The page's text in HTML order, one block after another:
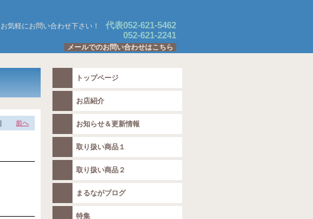
お気軽にお問い合わせ下さい！
代表052-621-5462
052-621-2241
メールでのお問い合わせはこちら
｜ 前へ
トップページ
お店紹介
お知らせ＆更新情報
取り扱い商品１
取り扱い商品２
まるながブログ
特集